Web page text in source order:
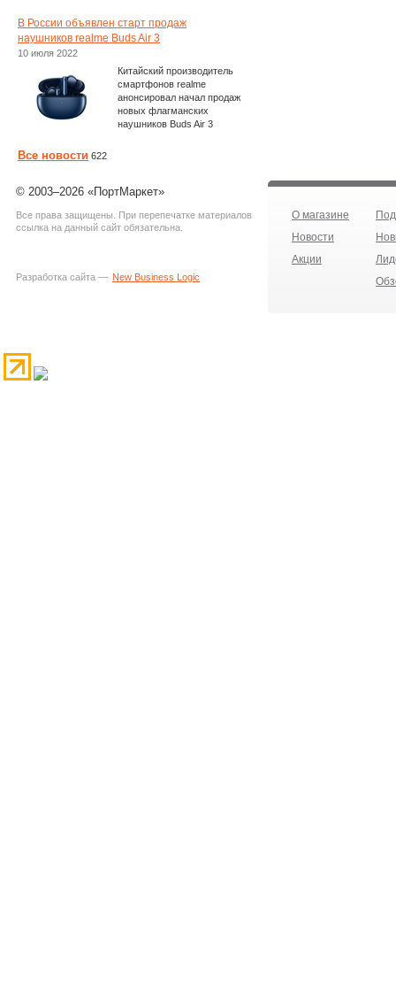
В России объявлен старт продаж
наушников realme Buds Air 3
10 июля 2022
Китайский производитель
смартфонов realme
анонсировал начал продаж
новых флагманских
наушников Buds Air 3
Все новости 622
© 2003–2026 «ПортМаркет»
Все права защищены. При перепечатке материалов
ссылка на данный сайт обязательна.
Разработка сайта — New Business Logic
О магазине
Новости
Акции